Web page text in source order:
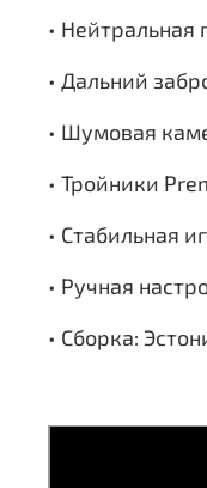
• Нейтральная
• Дальний
• Шумовая
• Тройники
• Стабильная
• Ручная
• Сборка: